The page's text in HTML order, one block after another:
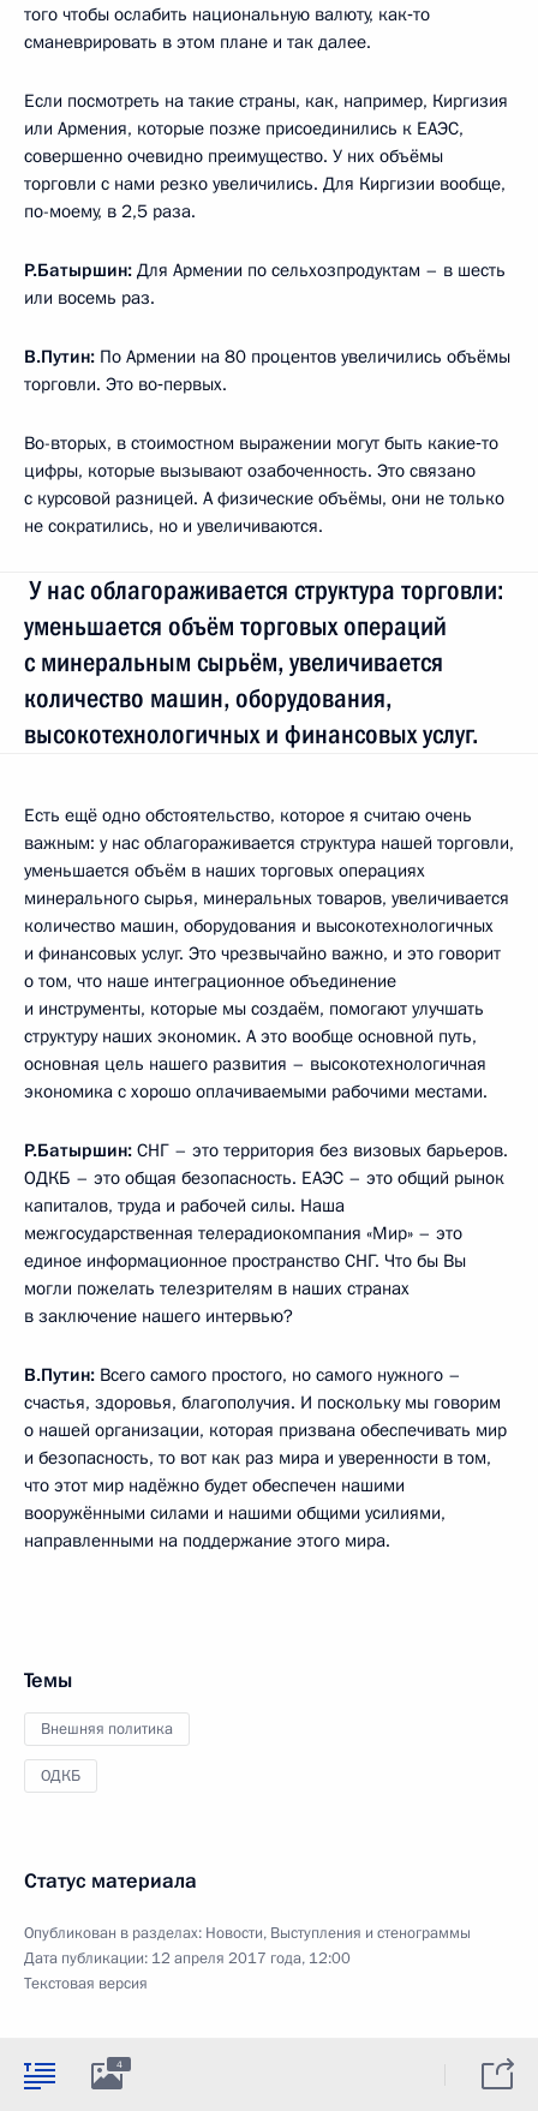
того чтобы ослабить национальную валюту, как‑то
сманеврировать в этом плане и так далее.
Если посмотреть на такие страны, как, например, Киргизия
или Армения, которые позже присоединились к ЕАЭС,
совершенно очевидно преимущество. У них объёмы
торговли с нами резко увеличились. Для Киргизии вообще,
по-моему, в 2,5 раза.
Р.Батыршин: Для Армении по сельхозпродуктам – в шесть
или восемь раз.
В.Путин: По Армении на 80 процентов увеличились объёмы
торговли. Это во‑первых.
Во-вторых, в стоимостном выражении могут быть какие‑то
цифры, которые вызывают озабоченность. Это связано
с курсовой разницей. А физические объёмы, они не только
не сократились, но и увеличиваются.
У нас облагораживается структура торговли:
уменьшается объём торговых операций
с минеральным сырьём, увеличивается
количество машин, оборудования,
высокотехнологичных и финансовых услуг.
Есть ещё одно обстоятельство, которое я считаю очень
важным: у нас облагораживается структура нашей торговли,
уменьшается объём в наших торговых операциях
минерального сырья, минеральных товаров, увеличивается
количество машин, оборудования и высокотехнологичных
и финансовых услуг. Это чрезвычайно важно, и это говорит
о том, что наше интеграционное объединение
и инструменты, которые мы создаём, помогают улучшать
структуру наших экономик. А это вообще основной путь,
основная цель нашего развития – высокотехнологичная
экономика с хорошо оплачиваемыми рабочими местами.
Р.Батыршин: СНГ – это территория без визовых барьеров.
ОДКБ – это общая безопасность. ЕАЭС – это общий рынок
капиталов, труда и рабочей силы. Наша
межгосударственная телерадиокомпания «Мир» – это
единое информационное пространство СНГ. Что бы Вы
могли пожелать телезрителям в наших странах
в заключение нашего интервью?
В.Путин: Всего самого простого, но самого нужного –
счастья, здоровья, благополучия. И поскольку мы говорим
о нашей организации, которая призвана обеспечивать мир
и безопасность, то вот как раз мира и уверенности в том,
что этот мир надёжно будет обеспечен нашими
вооружёнными силами и нашими общими усилиями,
направленными на поддержание этого мира.
Темы
Внешняя политика
ОДКБ
Статус материала
Опубликован в разделах: Новости, Выступления и стенограммы
Дата публикации: 12 апреля 2017 года, 12:00
Текстовая версия
4